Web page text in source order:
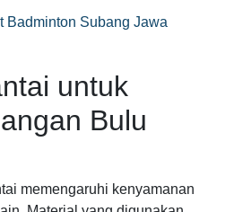
Badminton Subang Jawa
untuk
Bulu
memengaruhi kenyamanan